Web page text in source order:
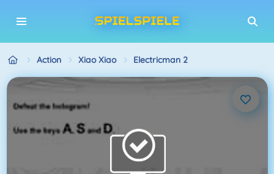
Action Xiao Xiao Electricman 2